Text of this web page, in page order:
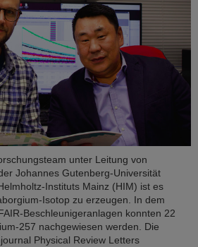
unter Leitung von
Johannes Gutenberg-Universität
Instituts Mainz (HIM) ist es
Isotop zu erzeugen. In dem
Beschleunigeranlagen konnten 22
257 nachgewiesen werden. Die
Physical Review Letters